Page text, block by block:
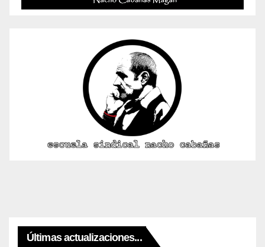
Últimas actualizaciones...